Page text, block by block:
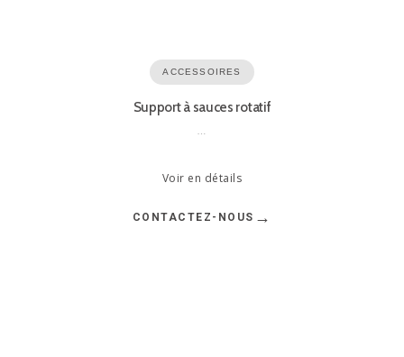
ACCESSOIRES
Support à sauces rotatif
…
CONTACTEZ-NOUS →
Voir en détails